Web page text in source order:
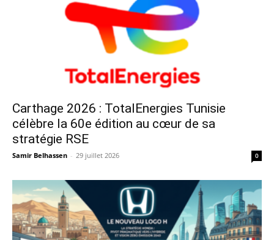
Carthage 2026 : TotalEnergies Tunisie
célèbre la 60e édition au cœur de sa
stratégie RSE
Samir Belhassen - 29 juillet 2026 0